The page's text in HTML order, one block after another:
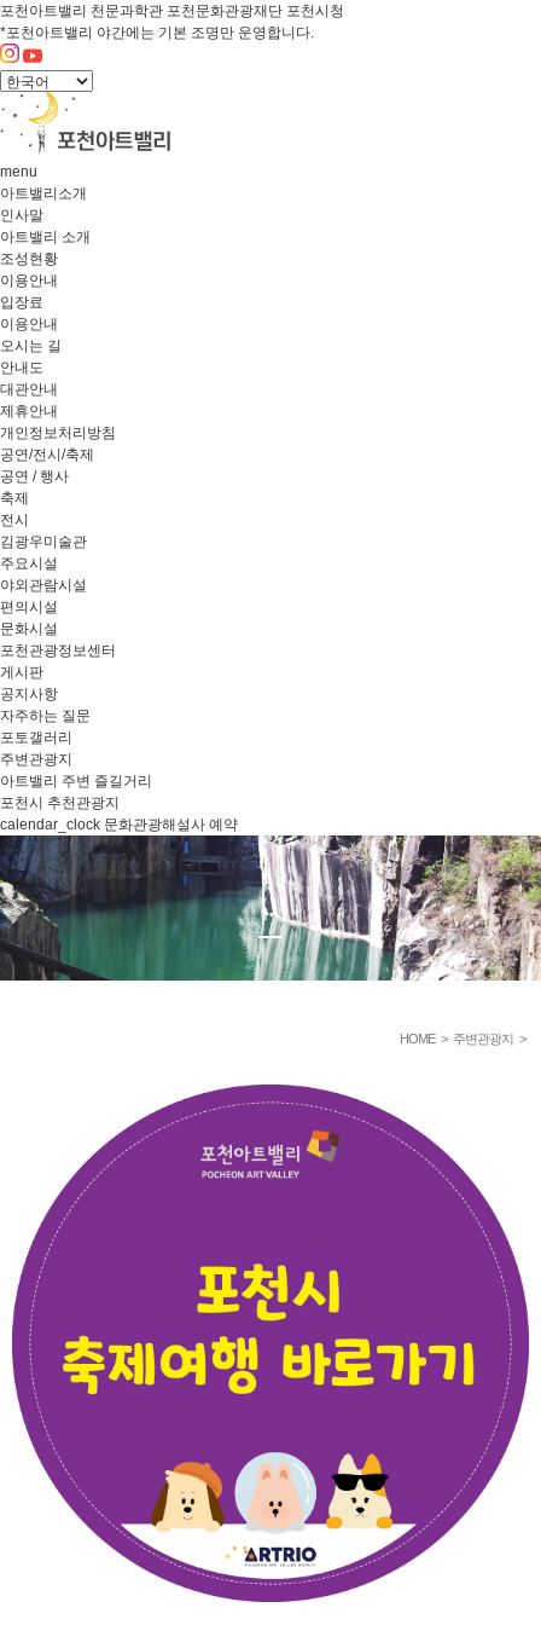
포천아트밸리 천문과학관 포천문화관광재단 포천시청
*포천아트밸리 야간에는 기본 조명만 운영합니다.
menu
아트밸리소개
인사말
아트밸리 소개
조성현황
이용안내
입장료
이용안내
오시는 길
안내도
대관안내
제휴안내
개인정보처리방침
공연/전시/축제
공연 / 행사
축제
전시
김광우미술관
주요시설
야외관람시설
편의시설
문화시설
포천관광정보센터
게시판
공지사항
자주하는 질문
포토갤러리
주변관광지
아트밸리 주변 즐길거리
포천시 추천관광지
calendar_clock 문화관광해설사 예약
HOME > 주변관광지 >